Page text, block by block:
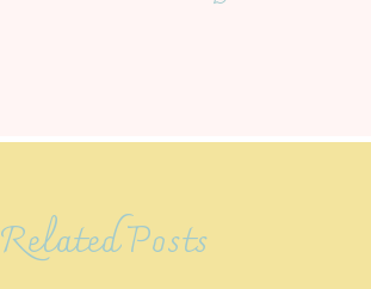
Related Posts